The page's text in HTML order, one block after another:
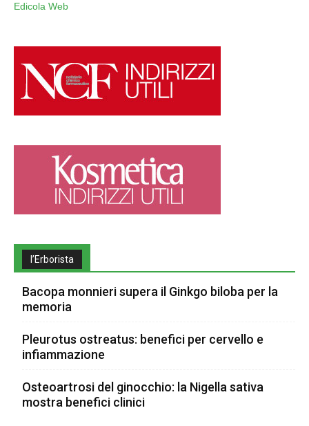
Edicola Web
l’Erborista
Bacopa monnieri supera il Ginkgo biloba per la
memoria
Pleurotus ostreatus: benefici per cervello e
infiammazione
Osteoartrosi del ginocchio: la Nigella sativa
mostra benefici clinici